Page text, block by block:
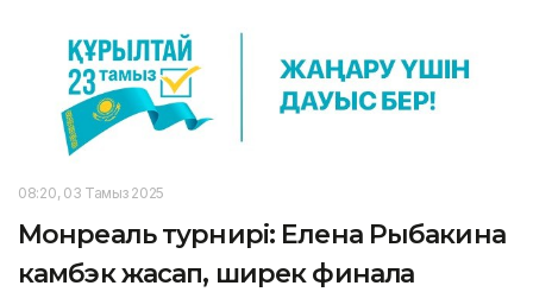
08:20, 03 Тамыз 2025
Монреаль турнирі: Елена Рыбакина
камбэк жасап, ширек финалға